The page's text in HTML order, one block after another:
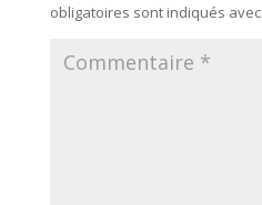
obligatoires sont indiqués avec